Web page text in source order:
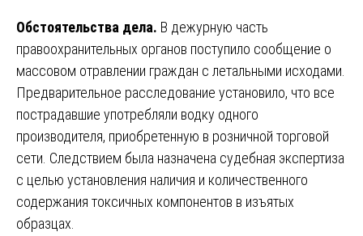
Обстоятельства дела. В дежурную часть
правоохранительных органов поступило сообщение о
массовом отравлении граждан с летальными исходами.
Предварительное расследование установило, что все
пострадавшие употребляли водку одного
производителя, приобретенную в розничной торговой
сети. Следствием была назначена судебная экспертиза
с целью установления наличия и количественного
содержания токсичных компонентов в изъятых
образцах.